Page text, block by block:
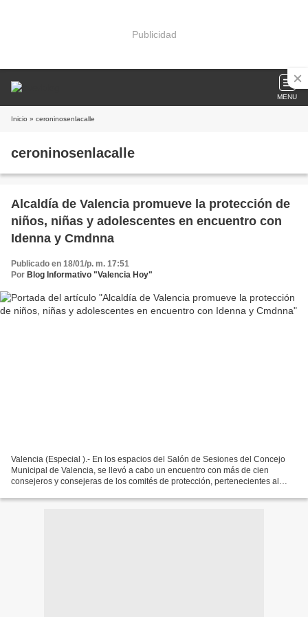
Publicidad
MENU
Inicio » ceroninosenlacalle
ceroninosenlacalle
Alcaldía de Valencia promueve la protección de
niños, niñas y adolescentes en encuentro con
Idenna y Cmdnna
Publicado en 18/01/p. m. 17:51
Por Blog Informativo "Valencia Hoy"
Valencia (Especial ).- En los espacios del Salón de Sesiones del Concejo
Municipal de Valencia, se llevó a cabo un encuentro con más de cien
consejeros y consejeras de los comités de protección, pertenecientes al